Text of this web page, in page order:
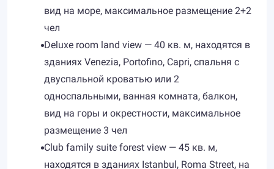
вид на море, максимальное размещение 2+2
чел
Deluxe room land view — 40 кв. м, находятся в
зданиях Venezia, Portofino, Capri, спальня с
двуспальной кроватью или 2
односпальными, ванная комната, балкон,
вид на горы и окрестности, максимальное
размещение 3 чел
Club family suite forest view — 45 кв. м,
находятся в зданиях Istanbul, Roma Street, на